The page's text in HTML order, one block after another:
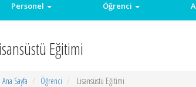
Personel Öğrenci
Eğitimi
Ana Sayfa Öğrenci Lisansüstü Eğitimi